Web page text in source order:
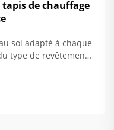
de chauffage
sol adapté à chaque
type de revêtement
par des experts.